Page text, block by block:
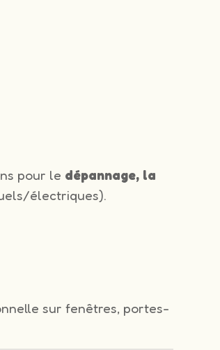
pour le dépannage, la
électriques).
sur fenêtres, portes-